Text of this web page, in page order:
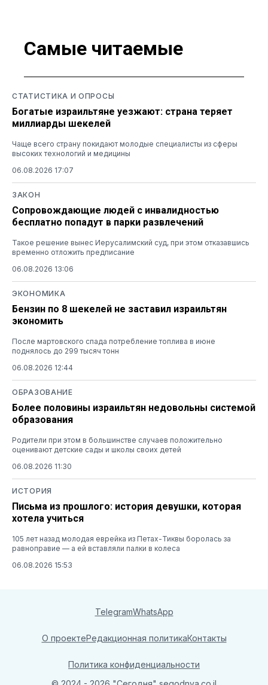
Самые читаемые
СТАТИСТИКА И ОПРОСЫ
Богатые израильтяне уезжают: страна теряет
миллиарды шекелей
Чаще всего страну покидают молодые специалисты из сферы
высоких технологий и медицины
06.08.2026 17:07
ЗАКОН
Сопровождающие людей с инвалидностью
бесплатно попадут в парки развлечений
Такое решение вынес Иерусалимский суд, при этом отказавшись
временно отложить предписание
06.08.2026 13:06
ЭКОНОМИКА
Бензин по 8 шекелей не заставил израильтян
экономить
После мартовского спада потребление топлива в июне
поднялось до 299 тысяч тонн
06.08.2026 12:44
ОБРАЗОВАНИЕ
Более половины израильтян недовольны системой
образования
Родители при этом в большинстве случаев положительно
оценивают детские сады и школы своих детей
06.08.2026 11:30
ИСТОРИЯ
Письма из прошлого: история девушки, которая
хотела учиться
105 лет назад молодая еврейка из Петах-Тиквы боролась за
равноправие — а ей вставляли палки в колеса
06.08.2026 15:53
TelegramWhatsApp
О проектеРедакционная политикаКонтакты
Политика конфиденциальности